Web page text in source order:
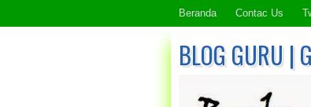
Beranda Contac Us
BLOG GURU |